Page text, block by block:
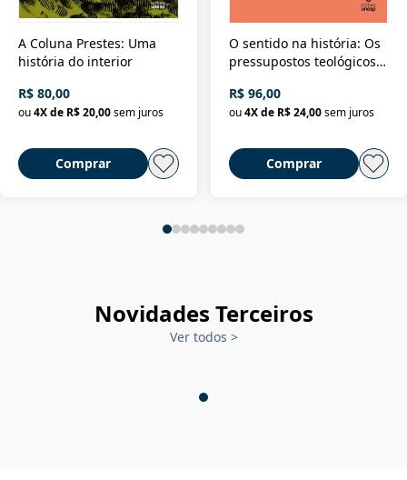
A Coluna Prestes: Uma
história do interior
R$ 80,00
ou4X de R$ 20,00sem juros
Comprar
O sentido na história: Os
pressupostos teológicos
R$ 96,00
ou 4X de R$ 24,00 sem juros
Comprar
Novidades Terceiros
Ver todos >